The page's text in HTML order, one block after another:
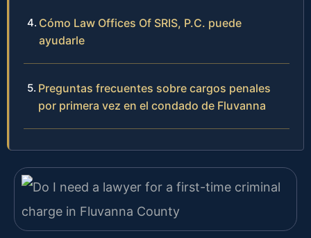
Cómo Law Offices Of SRIS, P.C. puede
ayudarle
Preguntas frecuentes sobre cargos penales
por primera vez en el condado de Fluvanna